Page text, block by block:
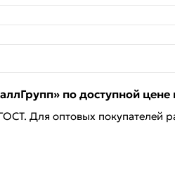
по доступной цене
Для оптовых покупателей